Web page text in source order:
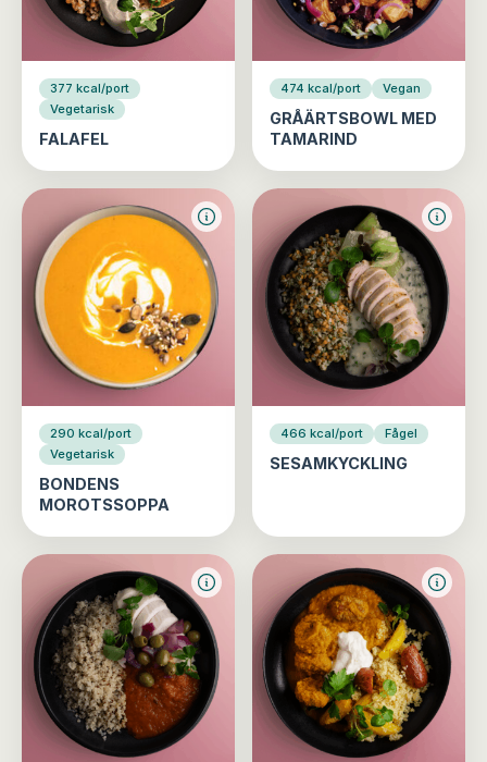
377 kcal/port
Vegetarisk
FALAFEL
474 kcal/port Vegan
GRÅÄRTSBOWL MED
TAMARIND
290 kcal/port
Vegetarisk
BONDENS
MOROTSSOPPA
466 kcal/port Fågel
SESAMKYCKLING